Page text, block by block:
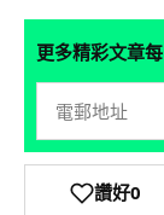
更多精彩文章
讚好0